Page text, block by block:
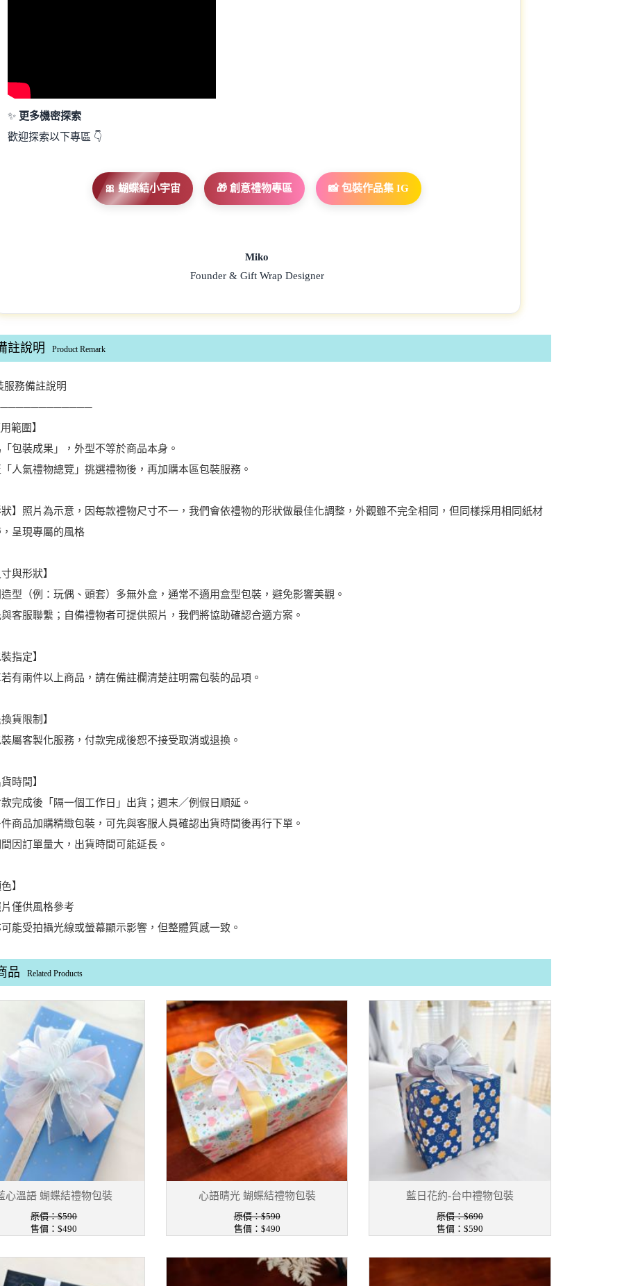
✨ 更多機密探索
歡迎探索以下專區 👇
🎀 蝴蝶結小宇宙 🎁 創意禮物專區 📸 包裝作品集 IG
Miko
Founder & Gift Wrap Designer
註說明 Product Remark
服務備註說明
範圍】
包裝成果」，外型不等於商品本身。
人氣禮物總覽」挑選禮物後，再加購本區包裝服務。
】照片為示意，因每款禮物尺寸不一，我們會依禮物的形狀做最佳化調整，外觀雖不完全相同，但同樣採用相同紙材
呈現專屬的風格
與形狀】
型（例：玩偶、頭套）多無外盒，通常不適用盒型包裝，避免影響美觀。
客服聯繫；自備禮物者可提供照片，我們將協助確認合適方案。
指定】
有兩件以上商品，請在備註欄清楚註明需包裝的品項。
貨限制】
屬客製化服務，付款完成後恕不接受取消或退換。
時間】
完成後「隔一個工作日」出貨；週末／例假日順延。
商品加購精緻包裝，可先與客服人員確認出貨時間後再行下單。
因訂單量大，出貨時間可能延長。
】
僅供風格參考
能受拍攝光線或螢幕顯示影響，但整體質感一致。
品 Related Products
心溫語 蝴蝶結禮物包裝
原價：$590
售價：$490
心語晴光 蝴蝶結禮物包裝
原價：$590
售價：$490
藍日花約-台中禮物包裝
原價：$690
售價：$590